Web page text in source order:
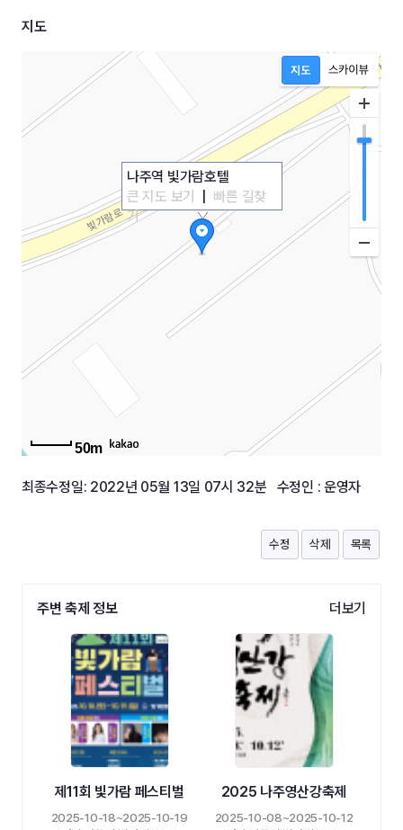
지도
나주역 빛가람호텔
큰 지도 보기
빠른 길찾
기
50m
최종수정일: 2022년 05월 13일 07시 32분 수정인 : 운영자
수정 삭제 목록
주변 축제 정보 더보기
제11회 빛가람 페스티벌
2025-10-18~2025-10-19
2025 나주영산강축제
2025-10-08~2025-10-12